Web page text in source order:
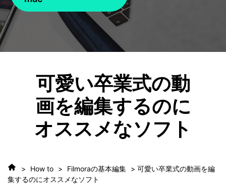
可愛い卒業式の動
画を編集するのに
オススメなソフト
> How to > Filmoraの基本編集 > 可愛い卒業式の動画を編
集するのにオススメなソフト